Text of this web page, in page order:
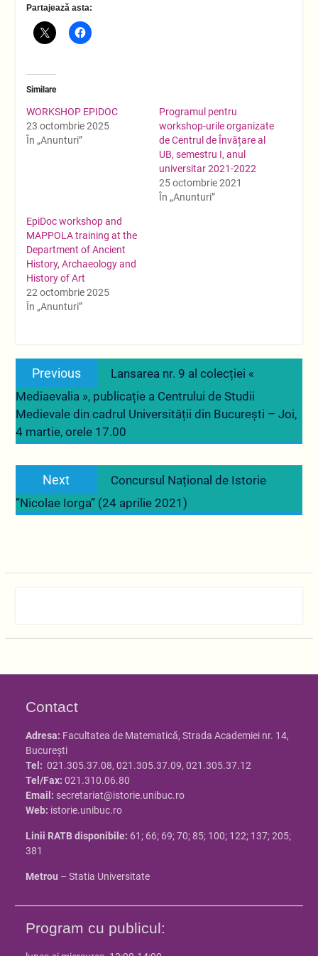
Partajează asta:
Similare
WORKSHOP EPIDOC
23 octombrie 2025
În „Anunturi”
Programul pentru
workshop-urile organizate
de Centrul de Învățare al
UB, semestru I, anul
universitar 2021-2022
25 octombrie 2021
În „Anunturi”
EpiDoc workshop and
MAPPOLA training at the
Department of Ancient
History, Archaeology and
History of Art
22 octombrie 2025
În „Anunturi”
Navigare
articole
Previous
post:
Lansarea nr. 9 al colecției «
Mediaevalia », publicație a Centrului de Studii
Medievale din cadrul Universității din București – Joi,
4 martie, orele 17.00
Next
post:
Concursul Național de Istorie
”Nicolae Iorga” (24 aprilie 2021)
Contact
Adresa: Facultatea de Matematică, Strada Academiei nr. 14,
Bucureşti
Tel: 021.305.37.08, 021.305.37.09, 021.305.37.12
Tel/Fax: 021.310.06.80
Email: secretariat@istorie.unibuc.ro
Web: istorie.unibuc.ro
Linii RATB disponibile: 61; 66; 69; 70; 85; 100; 122; 137; 205;
381
Metrou – Statia Universitate
Program cu publicul: